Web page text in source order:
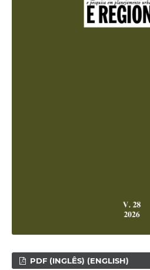
PDF (INGLÊS) (ENGLISH)